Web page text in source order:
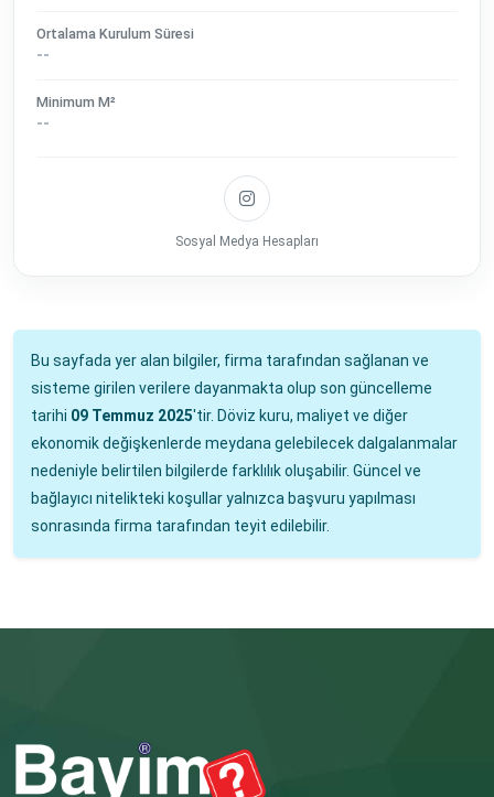
Ortalama Kurulum Süresi
--
Minimum M²
--
Sosyal Medya Hesapları
Bu sayfada yer alan bilgiler, firma tarafından sağlanan ve
sisteme girilen verilere dayanmakta olup son güncelleme
tarihi 09 Temmuz 2025'tir. Döviz kuru, maliyet ve diğer
ekonomik değişkenlerde meydana gelebilecek dalgalanmalar
nedeniyle belirtilen bilgilerde farklılık oluşabilir. Güncel ve
bağlayıcı nitelikteki koşullar yalnızca başvuru yapılması
sonrasında firma tarafından teyit edilebilir.